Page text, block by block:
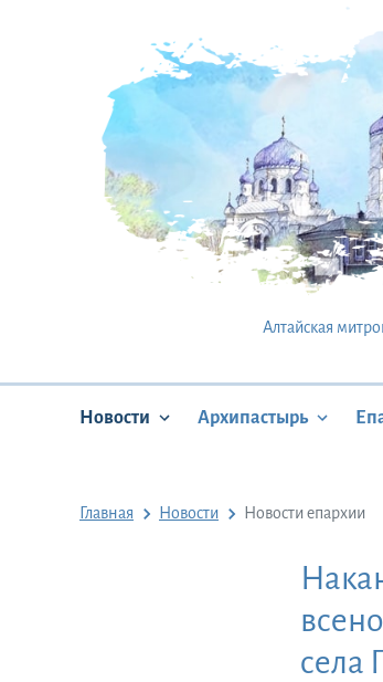
Алтайская
Новости Архипастырь
Главная Новости Новости епархии
села